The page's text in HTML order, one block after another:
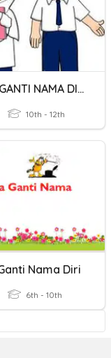
KATA GANTI NAMA DIRI
10th - 12th
Nama Diri
6th - 10th